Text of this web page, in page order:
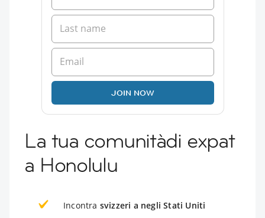
JOIN NOW
La tua comunitàdi expat
a Honolulu
Incontra svizzeri a negli Stati Uniti